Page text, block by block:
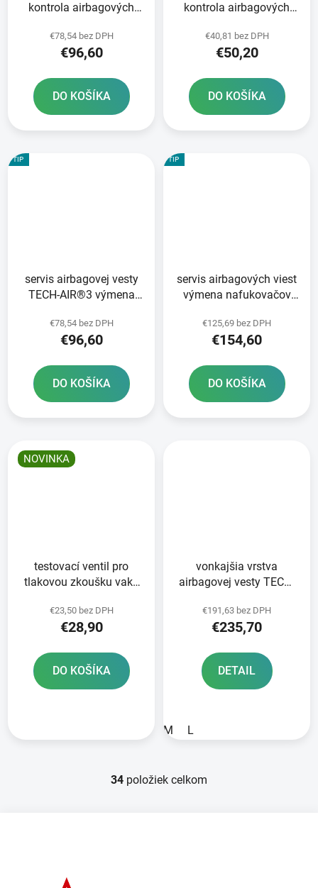
kontrola airbagových
RACE/STREET
€78,54 bez DPH
€96,60
DO KOŠÍKA
kontrola airbagových
AIR®5/10/3/OFF-
ROAD/7X
€40,81 bez DPH
€50,20
DO KOŠÍKA
TIP
servis airbagovej vesty
TECH-AIR®3 výmena
zariadenia
€78,54 bez DPH
€96,60
DO KOŠÍKA
TIP
servis airbagových viest
výmena nafukovačov
€125,69 bez DPH
€154,60
DO KOŠÍKA
NOVINKA
testovací ventil pro
tlakovou zkoušku vaků
TECH-
AIR®7X/OFFROAD
€23,50 bez DPH
€28,90
DO KOŠÍKA
vonkajšia vrstva
airbagovej vesty TECH-
čierna/červená/sivá
štandardné prevedenie s
€191,63 bez DPH
€235,70
DETAIL
M L
O
34 položiek celkom